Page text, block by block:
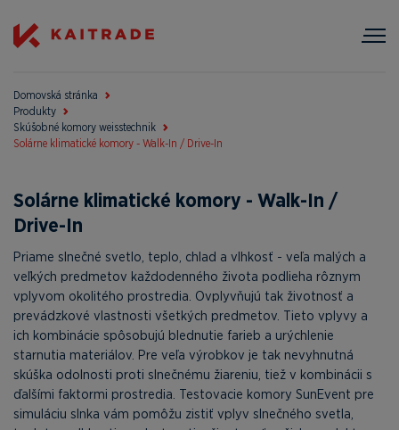
Domovská stránka
Produkty
Skúšobné komory weisstechnik
Solárne klimatické komory - Walk-In / Drive-In
Solárne klimatické komory - Walk-In /
Drive-In
Priame slnečné svetlo, teplo, chlad a vlhkosť - veľa malých a
veľkých predmetov každodenného života podlieha rôznym
vplyvom okolitého prostredia. Ovplyvňujú tak životnosť a
prevádzkové vlastnosti všetkých predmetov. Tieto vplyvy a
ich kombinácie spôsobujú blednutie farieb a urýchlenie
starnutia materiálov. Pre veľa výrobkov je tak nevyhnutná
skúška odolnosti proti slnečnému žiareniu, tiež v kombinácii s
ďalšími faktormi prostredia. Testovacie komory SunEvent pre
simuláciu slnka vám pomôžu zistiť vplyv slnečného svetla,